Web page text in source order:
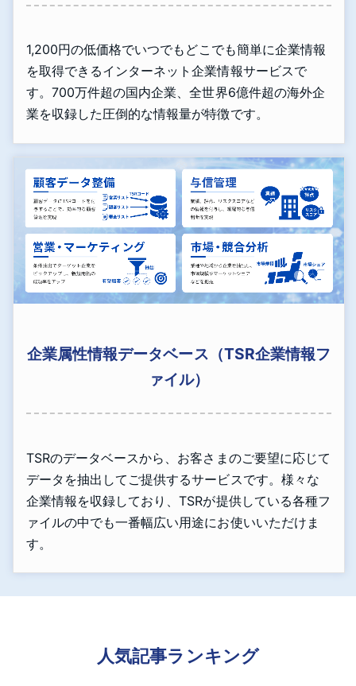
1,200円の低価格でいつでもどこでも簡単に企業情報
を取得できるインターネット企業情報サービスで
す。700万件超の国内企業、全世界6億件超の海外企
業を収録した圧倒的な情報量が特徴です。
企業属性情報データベース（TSR企業情報フ
ァイル）
TSRのデータベースから、お客さまのご要望に応じて
データを抽出してご提供するサービスです。様々な
企業情報を収録しており、TSRが提供している各種フ
ァイルの中でも一番幅広い用途にお使いいただけま
す。
人気記事ランキング